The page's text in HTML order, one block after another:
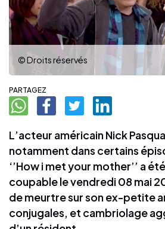
© Droits réservés
PARTAGEZ
L’acteur américain Nick
notamment dans certains
‘’How i met your mother’’ a
coupable le vendredi 08 mai
de meurtre sur son ex-petite
conjugales, et cambriolage